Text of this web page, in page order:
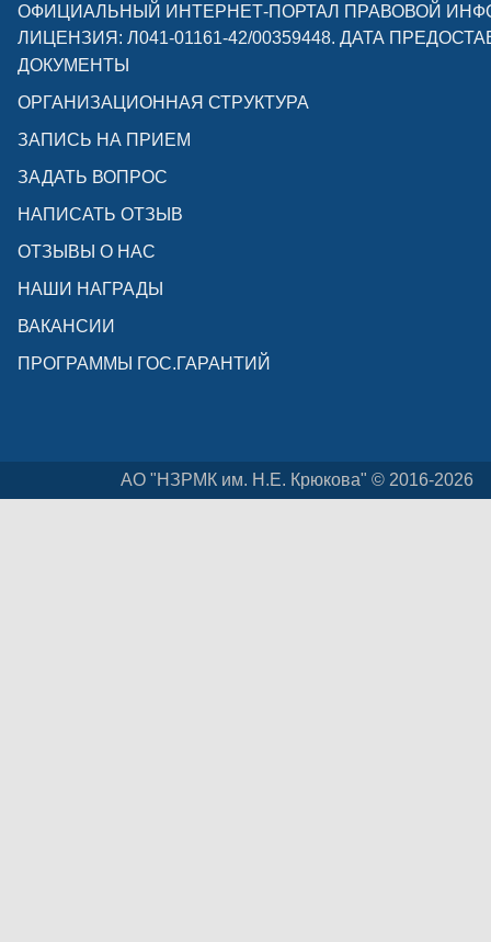
ОФИЦИАЛЬНЫЙ ИНТЕРНЕТ-ПОРТАЛ ПРАВОВОЙ
ЛИЦЕНЗИЯ: Л041-01161-42/00359448. ДАТА
ДОКУМЕНТЫ
ОРГАНИЗАЦИОННАЯ СТРУКТУРА
ЗАПИСЬ НА ПРИЕМ
ЗАДАТЬ ВОПРОС
НАПИСАТЬ ОТЗЫВ
ОТЗЫВЫ О НАС
НАШИ НАГРАДЫ
ВАКАНСИИ
ПРОГРАММЫ ГОС.ГАРАНТИЙ
АО "НЗРМК им. Н.Е. Крюкова" © 2016-2026